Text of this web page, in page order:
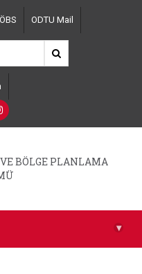
ÖBS ODTU Mail
BÖLGE PLANLAMA
▾